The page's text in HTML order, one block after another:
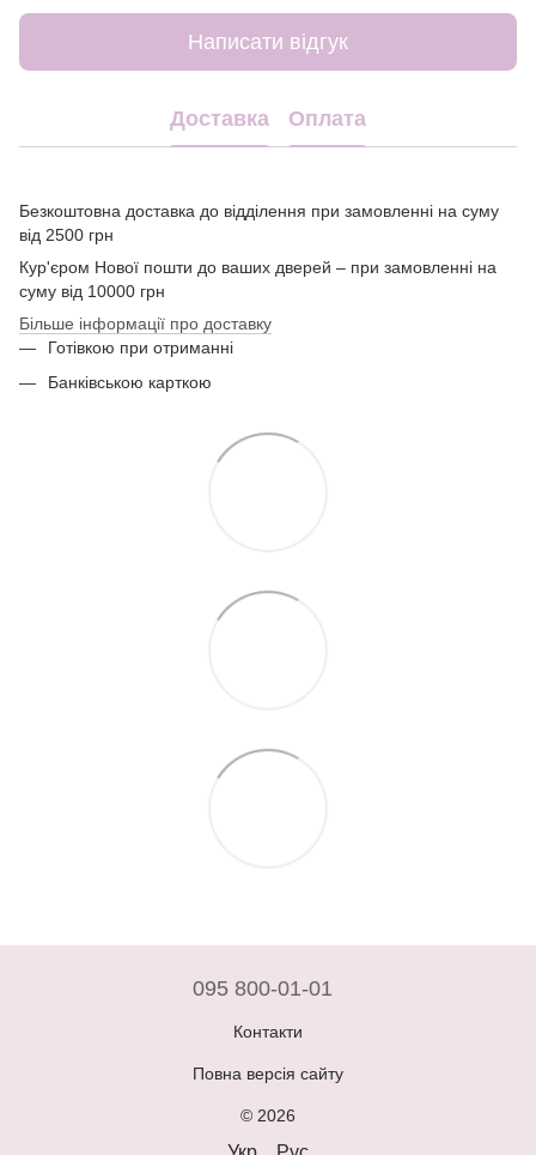
Написати відгук
Доставка Оплата
Безкоштовна доставка до відділення при замовленні на суму
від 2500 грн
Кур'єром Нової пошти до ваших дверей – при замовленні на
суму від 10000 грн
Більше інформації про доставку
Готівкою при отриманні
Банківською карткою
095 800-01-01
Контакти
Повна версія сайту
© 2026